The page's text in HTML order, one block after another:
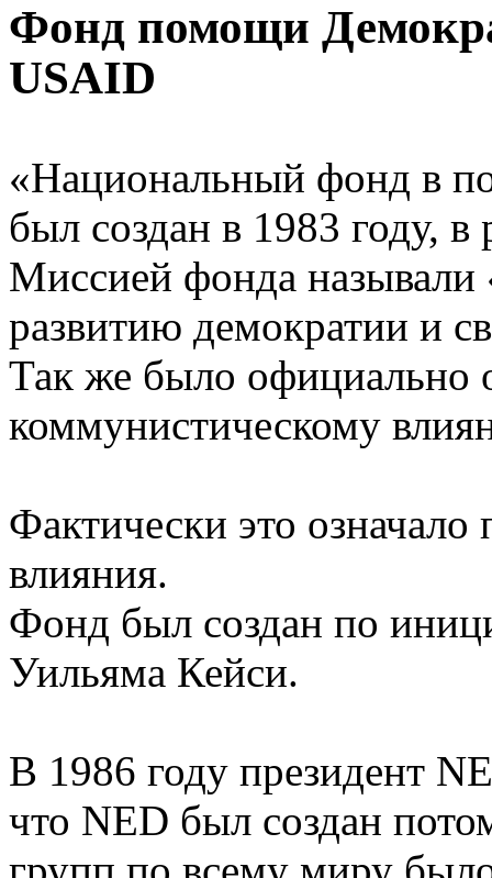
Фонд помощи
USAID
«Национальный фонд в
был создан в 1983 году, в
Миссией фонда называли
развитию демократии и
Так же было официально
коммунистическому
Фактически это
влияния.
Фонд был создан по
Уильяма Кейси.
В 1986 году президент
что NED был создан